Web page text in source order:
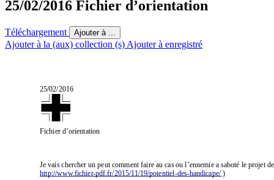
25/02/2016 Fichier d’orientation
Téléchargement Ajouter à ...
Ajouter à la (aux) collection (s) Ajouter à enregistré
25/02/2016
Fichier d’orientation
Je vais chercher un peut comment faire au cas ou l’ennemie a saboté le projet de
http://www.fichier-pdf.fr/2015/11/19/potentiel-des-handicape/ )